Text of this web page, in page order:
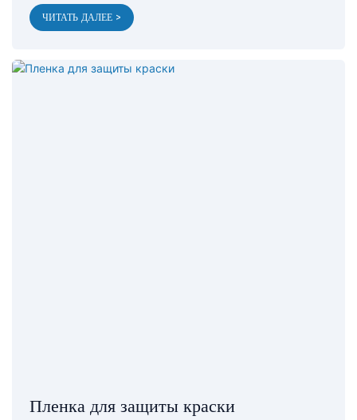
ЧИТАТЬ ДАЛЕЕ >
Пленка для защиты краски